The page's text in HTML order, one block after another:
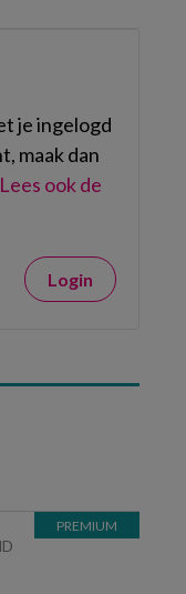
je ingelogd
maak dan
Lees ook de
Login